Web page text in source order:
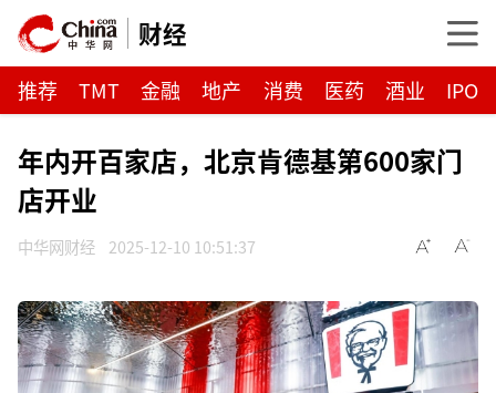
财经
推荐 TMT 金融 地产 消费 医药 酒业 IPO
年内开百家店，北京肯德基第600家门
店开业
中华网财经 2025-12-10 10:51:37